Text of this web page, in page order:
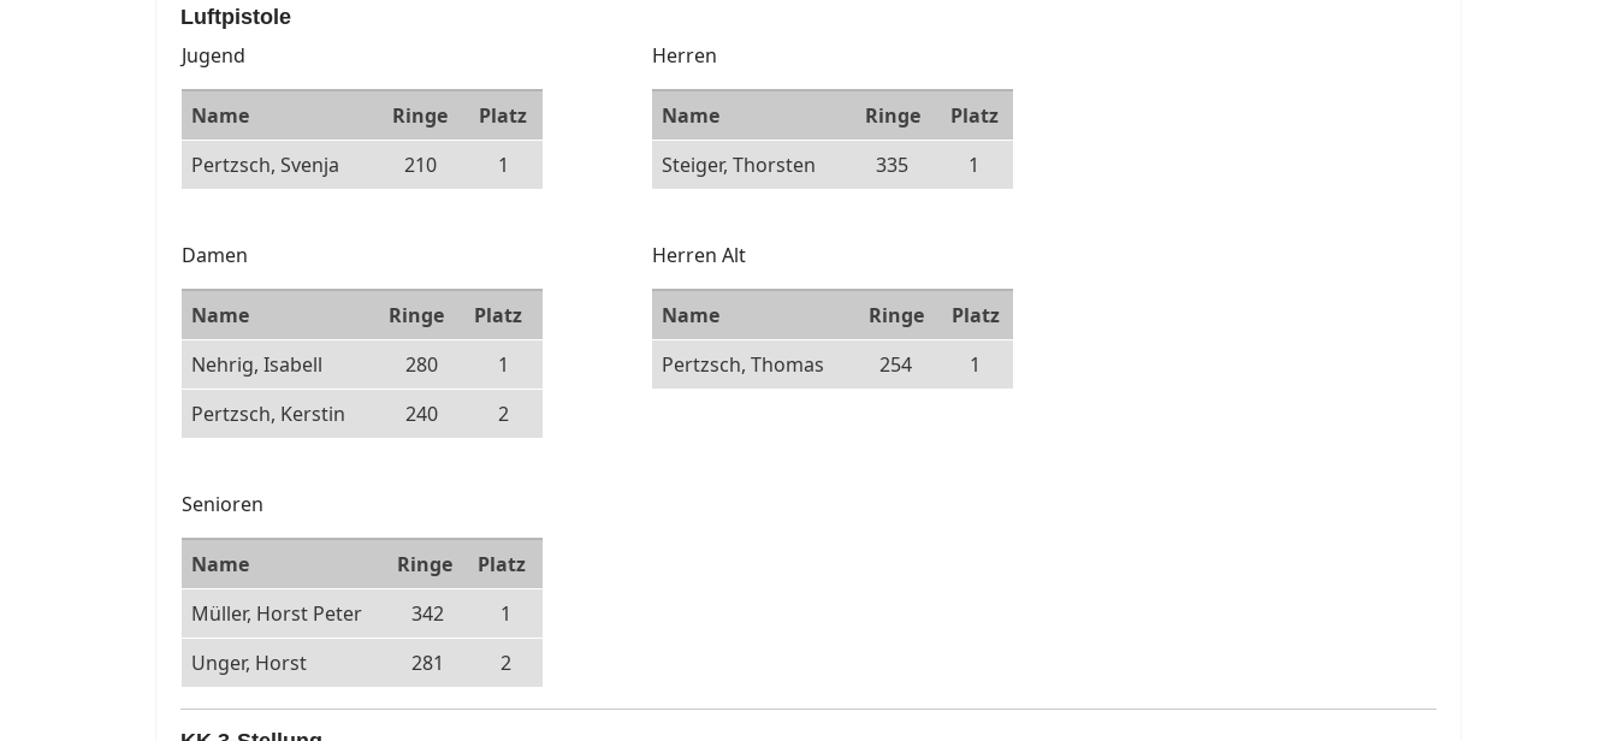
Luftpistole
Jugend
Name Ringe
Platz
Pertzsch, Svenja
210 1
Herren
Name Ringe
Platz
Steiger, Thorsten
335 1
Damen
Name Ringe
Platz
Nehrig, Isabell
280
1
Pertzsch, Kerstin
240 2
Herren Alt
Name Ringe
Platz
Pertzsch, Thomas
254 1
Senioren
Name Ringe
Platz
Müller, Horst Peter
342
1
Unger, Horst
281 2